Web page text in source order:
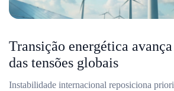
Transição energética
das tensões globais
Instabilidade internacional reposiciona